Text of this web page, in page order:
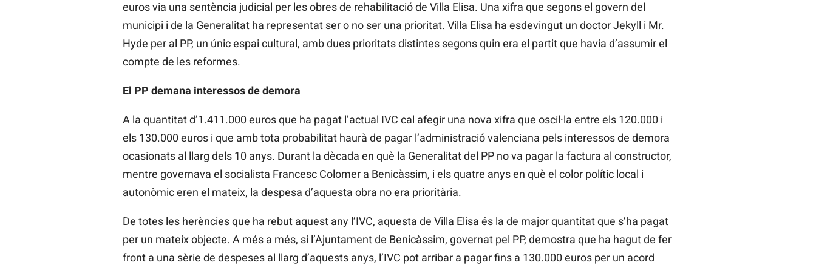
euros via una sentència judicial per les obres de rehabilitació de Villa Elisa. Una xifra que segons el govern del
municipi i de la Generalitat ha representat ser o no ser una prioritat. Villa Elisa ha esdevingut un doctor Jekyll i Mr.
Hyde per al PP, un únic espai cultural, amb dues prioritats distintes segons quin era el partit que havia d’assumir el
compte de les reformes.
El PP demana interessos de demora
A la quantitat d’1.411.000 euros que ha pagat l’actual IVC cal afegir una nova xifra que oscil·la entre els 120.000 i
els 130.000 euros i que amb tota probabilitat haurà de pagar l’administració valenciana pels interessos de demora
ocasionats al llarg dels 10 anys. Durant la dècada en què la Generalitat del PP no va pagar la factura al constructor,
mentre governava el socialista Francesc Colomer a Benicàssim, i els quatre anys en què el color polític local i
autonòmic eren el mateix, la despesa d’aquesta obra no era prioritària.
De totes les herències que ha rebut aquest any l’IVC, aquesta de Villa Elisa és la de major quantitat que s’ha pagat
per un mateix objecte. A més a més, si l’Ajuntament de Benicàssim, governat pel PP, demostra que ha hagut de fer
front a una sèrie de despeses al llarg d’aquests anys, l’IVC pot arribar a pagar fins a 130.000 euros per un acord